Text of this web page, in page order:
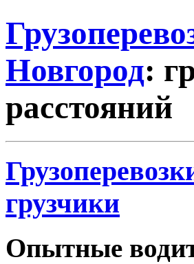
Новгород:
расстояний
грузчики
Опытные